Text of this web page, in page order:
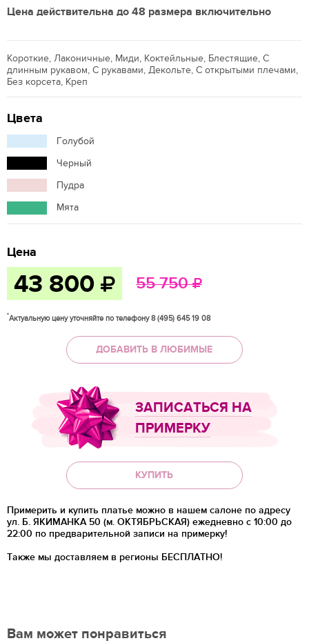
Цена действительна до 48 размера включительно
Короткие, Лаконичные, Миди, Коктейльные, Блестящие, С
длинным рукавом, С рукавами, Декольте, С открытыми плечами,
Без корсета, Креп
Цвета
Голубой
Черный
Пудра
Мята
Цена
43 800 55 750
*Актуальную цену уточняйте по телефону 8 (495) 645 19 08
ДОБАВИТЬ В ЛЮБИМЫЕ
ЗАПИСАТЬСЯ НА
ПРИМЕРКУ
КУПИТЬ
Примерить и купить платье можно в нашем салоне по адресу
ул. Б. ЯКИМАНКА 50 (м. ОКТЯБРЬСКАЯ) ежедневно с 10:00 до
22:00 по предварительной записи на примерку!
Также мы доставляем в регионы БЕСПЛАТНО!
Вам может понравиться